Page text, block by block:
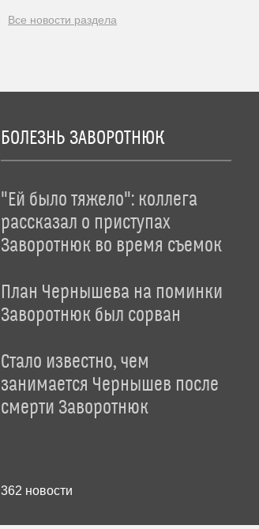
Все новости раздела
БОЛЕЗНЬ ЗАВОРОТНЮК
"Ей было тяжело": коллега
рассказал о приступах
Заворотнюк во время съемок
План Чернышева на поминки
Заворотнюк был сорван
Стало известно, чем
занимается Чернышев после
смерти Заворотнюк
362 новости